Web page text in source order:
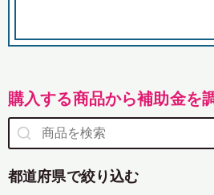
購入する商品から補助金を
都道府県で絞り込む